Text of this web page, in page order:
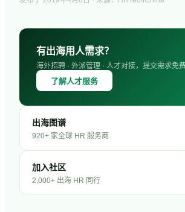
有出海用人需求？
海外招聘 · 外派管理 · 人才对接，提交需求免
了解人才服务
出海图谱
920+ 家全球 HR 服务商
加入社区
2,000+ 出海 HR 同行